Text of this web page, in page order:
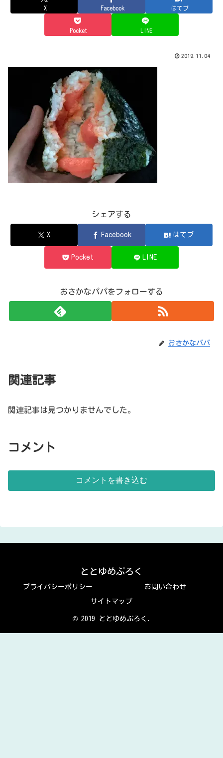
X Facebook はてブ
Pocket LINE
2019.11.04
シェアする
X Facebook はてブ
Pocket LINE
おさかなパパをフォローする
おさかなパパ
関連記事
関連記事は見つかりませんでした。
コメント
コメントを書き込む
ととゆめぶろく
プライバシーポリシー お問い合わせ
サイトマップ
© 2019 ととゆめぶろく.